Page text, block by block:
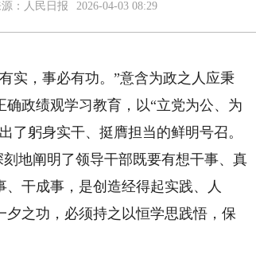
： 人民日报 2026-04-03 08:29
，事必有功。”意含为政之人应秉
政绩观学习教育，以“立党为公、为
了躬身实干、挺膺担当的鲜明号召。
地阐明了领导干部既要有想干事、真
干成事，是创造经得起实践、人
之功，必须持之以恒学思践悟，保